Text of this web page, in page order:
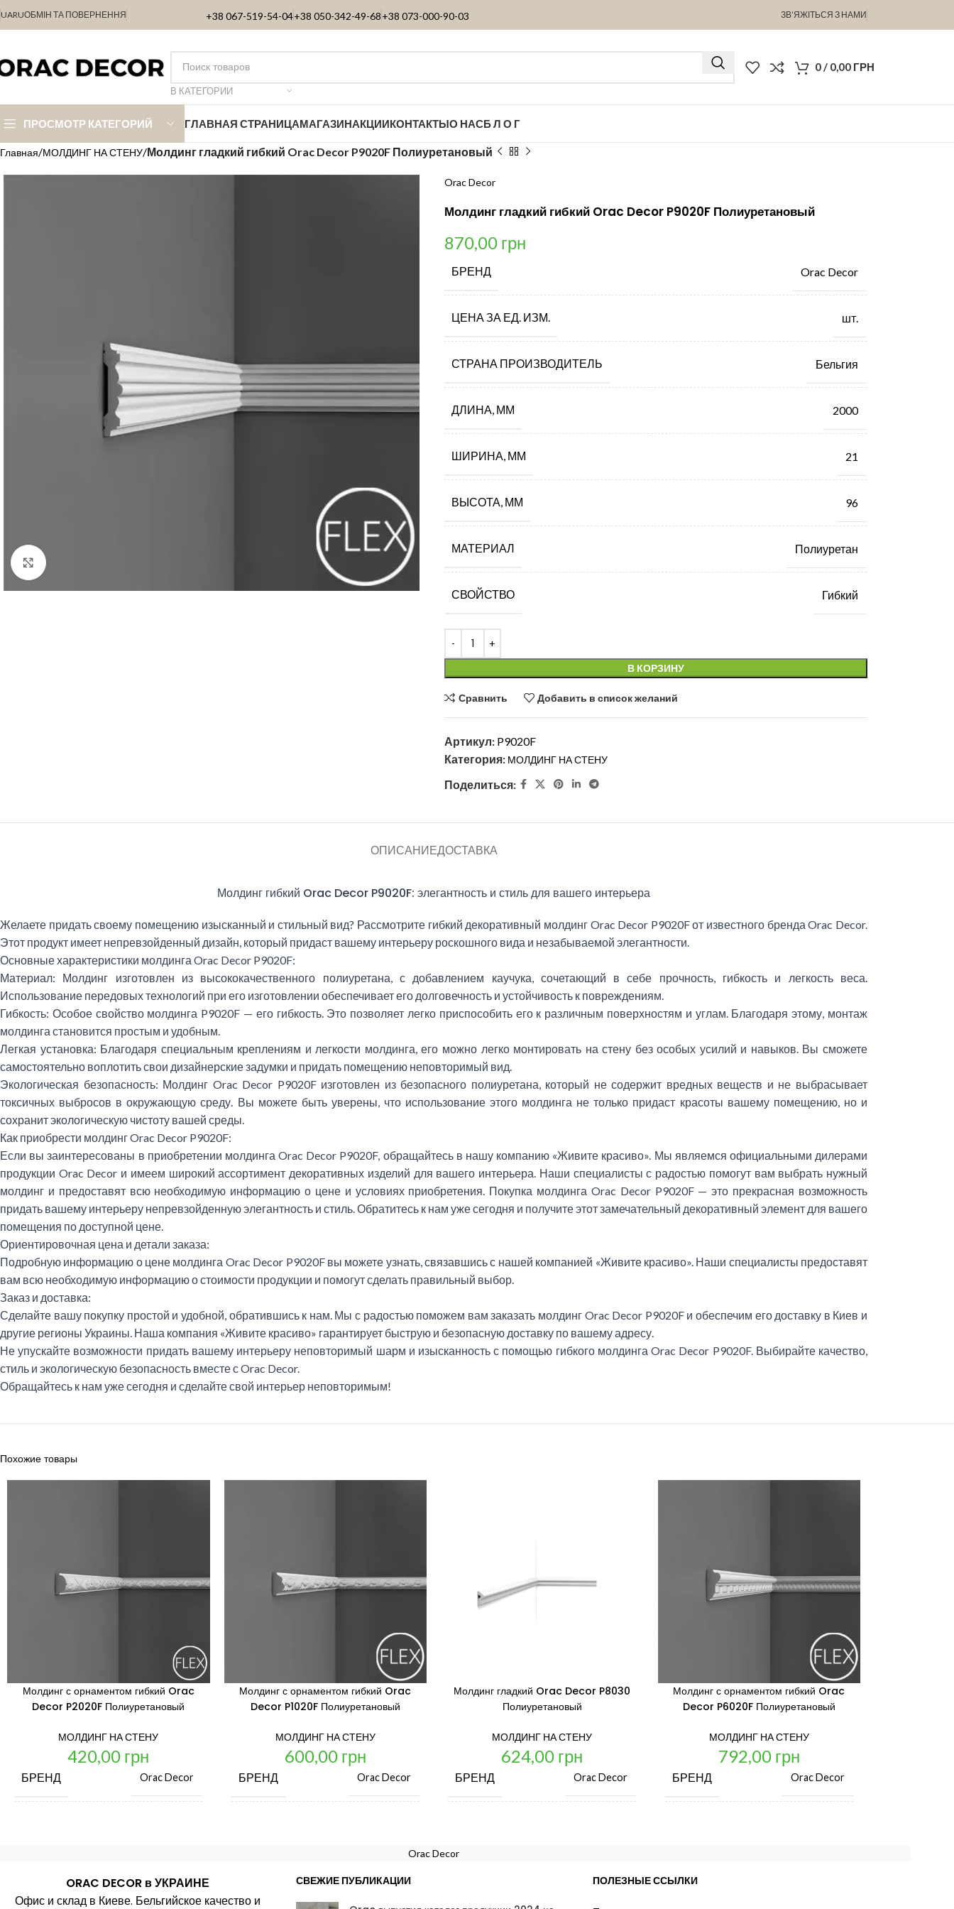
UARUОБМІН ТА ПОВЕРНЕННЯ +38 067-519-54-04+38 050-342-49-68+38 073-000-90-03 ЗВ’ЯЖІТЬСЯ З НАМИ
В КАТЕГОРИИ
0/ 0,00 ГРН
ПРОСМОТР КАТЕГОРИЙ ГЛАВНАЯ СТРАНИЦАМАГАЗИНАКЦИИКОНТАКТЫО НАСБ Л О Г
Главная МОЛДИНГ НА СТЕНУ Молдинг гладкий гибкий Orac Decor P9020F Полиуретановый
Orac Decor
Молдинг гладкий гибкий Orac Decor P9020F Полиуретановый
870,00 грн
БРЕНД Orac Decor
ЦЕНА ЗА ЕД. ИЗМ. шт.
СТРАНА ПРОИЗВОДИТЕЛЬ Бельгия
ДЛИНА, ММ 2000
ШИРИНА, ММ 21
ВЫСОТА, ММ 96
МАТЕРИАЛ Полиуретан
СВОЙСТВО Гибкий
В КОРЗИНУ
Сравнить Добавить в список желаний
Артикул: P9020F
Категория: МОЛДИНГ НА СТЕНУ
Поделиться:
ОПИСАНИЕДОСТАВКА
Молдинг гибкий Orac Decor P9020F: элегантность и стиль для вашего интерьера
Желаете придать своему помещению изысканный и стильный вид? Рассмотрите гибкий декоративный молдинг Orac Decor P9020F от известного бренда Orac Decor.
Этот продукт имеет непревзойденный дизайн, который придаст вашему интерьеру роскошного вида и незабываемой элегантности.
Основные характеристики молдинга Orac Decor P9020F:
Материал: Молдинг изготовлен из высококачественного полиуретана, с добавлением каучука, сочетающий в себе прочность, гибкость и легкость веса.
Использование передовых технологий при его изготовлении обеспечивает его долговечность и устойчивость к повреждениям.
Гибкость: Особое свойство молдинга P9020F — его гибкость. Это позволяет легко приспособить его к различным поверхностям и углам. Благодаря этому, монтаж
молдинга становится простым и удобным.
Легкая установка: Благодаря специальным креплениям и легкости молдинга, его можно легко монтировать на стену без особых усилий и навыков. Вы сможете
самостоятельно воплотить свои дизайнерские задумки и придать помещению неповторимый вид.
Экологическая безопасность: Молдинг Orac Decor P9020F изготовлен из безопасного полиуретана, который не содержит вредных веществ и не выбрасывает
токсичных выбросов в окружающую среду. Вы можете быть уверены, что использование этого молдинга не только придаст красоты вашему помещению, но и
сохранит экологическую чистоту вашей среды.
Как приобрести молдинг Orac Decor P9020F:
Если вы заинтересованы в приобретении молдинга Orac Decor P9020F, обращайтесь в нашу компанию «Живите красиво». Мы являемся официальными дилерами
продукции Orac Decor и имеем широкий ассортимент декоративных изделий для вашего интерьера. Наши специалисты с радостью помогут вам выбрать нужный
молдинг и предоставят всю необходимую информацию о цене и условиях приобретения. Покупка молдинга Orac Decor P9020F — это прекрасная возможность
придать вашему интерьеру непревзойденную элегантность и стиль. Обратитесь к нам уже сегодня и получите этот замечательный декоративный элемент для вашего
помещения по доступной цене.
Ориентировочная цена и детали заказа:
Подробную информацию о цене молдинга Orac Decor P9020F вы можете узнать, связавшись с нашей компанией «Живите красиво». Наши специалисты предоставят
вам всю необходимую информацию о стоимости продукции и помогут сделать правильный выбор.
Заказ и доставка:
Сделайте вашу покупку простой и удобной, обратившись к нам. Мы с радостью поможем вам заказать молдинг Orac Decor P9020F и обеспечим его доставку в Киев и
другие регионы Украины. Наша компания «Живите красиво» гарантирует быструю и безопасную доставку по вашему адресу.
Не упускайте возможности придать вашему интерьеру неповторимый шарм и изысканность с помощью гибкого молдинга Orac Decor P9020F. Выбирайте качество,
стиль и экологическую безопасность вместе с Orac Decor.
Обращайтесь к нам уже сегодня и сделайте свой интерьер неповторимым!
Похожие товары
Молдинг с орнаментом гибкий Orac
Decor P2020F Полиуретановый
МОЛДИНГ НА СТЕНУ
420,00 грн
БРЕНД Orac Decor
Молдинг с орнаментом гибкий Orac
Decor P1020F Полиуретановый
МОЛДИНГ НА СТЕНУ
600,00 грн
БРЕНД Orac Decor
Молдинг гладкий Orac Decor P8030
Полиуретановый
МОЛДИНГ НА СТЕНУ
624,00 грн
БРЕНД Orac Decor
Молдинг с орнаментом гибкий Orac
Decor P6020F Полиуретановый
МОЛДИНГ НА СТЕНУ
792,00 грн
БРЕНД Orac Decor
Orac Decor
ORAC DECOR в УКРАИНЕ
Офис и склад в Киеве. Бельгийское качество и
СВЕЖИЕ ПУБЛИКАЦИИ ПОЛЕЗНЫЕ ССЫЛКИ